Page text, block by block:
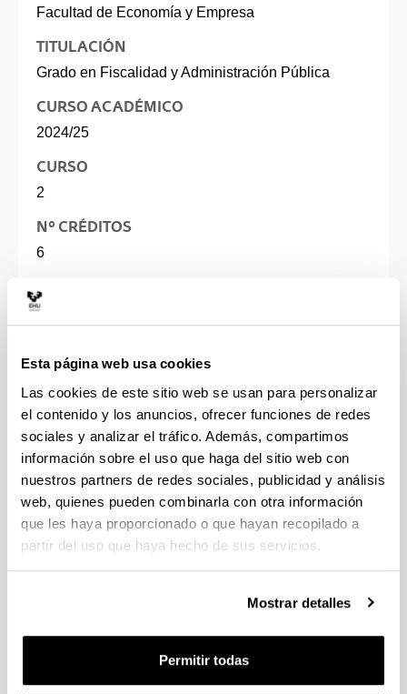
Esta página web usa cookies
Las cookies de este sitio web se usan para personalizar
el contenido y los anuncios, ofrecer funciones de redes
sociales y analizar el tráfico. Además, compartimos
información sobre el uso que haga del sitio web con
nuestros partners de redes sociales, publicidad y análisis
web, quienes pueden combinarla con otra información
que les haya proporcionado o que hayan recopilado a
partir del uso que haya hecho de sus servicios.
Mostrar detalles
Permitir todas
Facultad de Economía y Empresa
TITULACIÓN
Grado en Fiscalidad y Administración Pública
CURSO ACADÉMICO
2024/25
CURSO
2
Nº CRÉDITOS
6
Castellano
27052
DocenciaAlternar navegación
Distribución de horas por tipo de enseñanza
Horas de docencia presencial
Magistral 42
9